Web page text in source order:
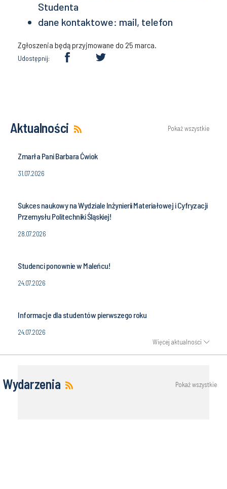
Studenta
dane kontaktowe: mail, telefon
Zgłoszenia będą przyjmowane do 25 marca.
Udostępnij:
Aktualności Pokaż wszystkie
Zmarła Pani Barbara Ćwiok
31.07.2026
Sukces naukowy na Wydziale Inżynierii Materiałowej i Cyfryzacji
Przemysłu Politechniki Śląskiej!
28.07.2026
Studenci ponownie w Maleńcu!
24.07.2026
Informacje dla studentów pierwszego roku
24.07.2026
Więcej aktualności
Wydarzenia Pokaż wszystkie